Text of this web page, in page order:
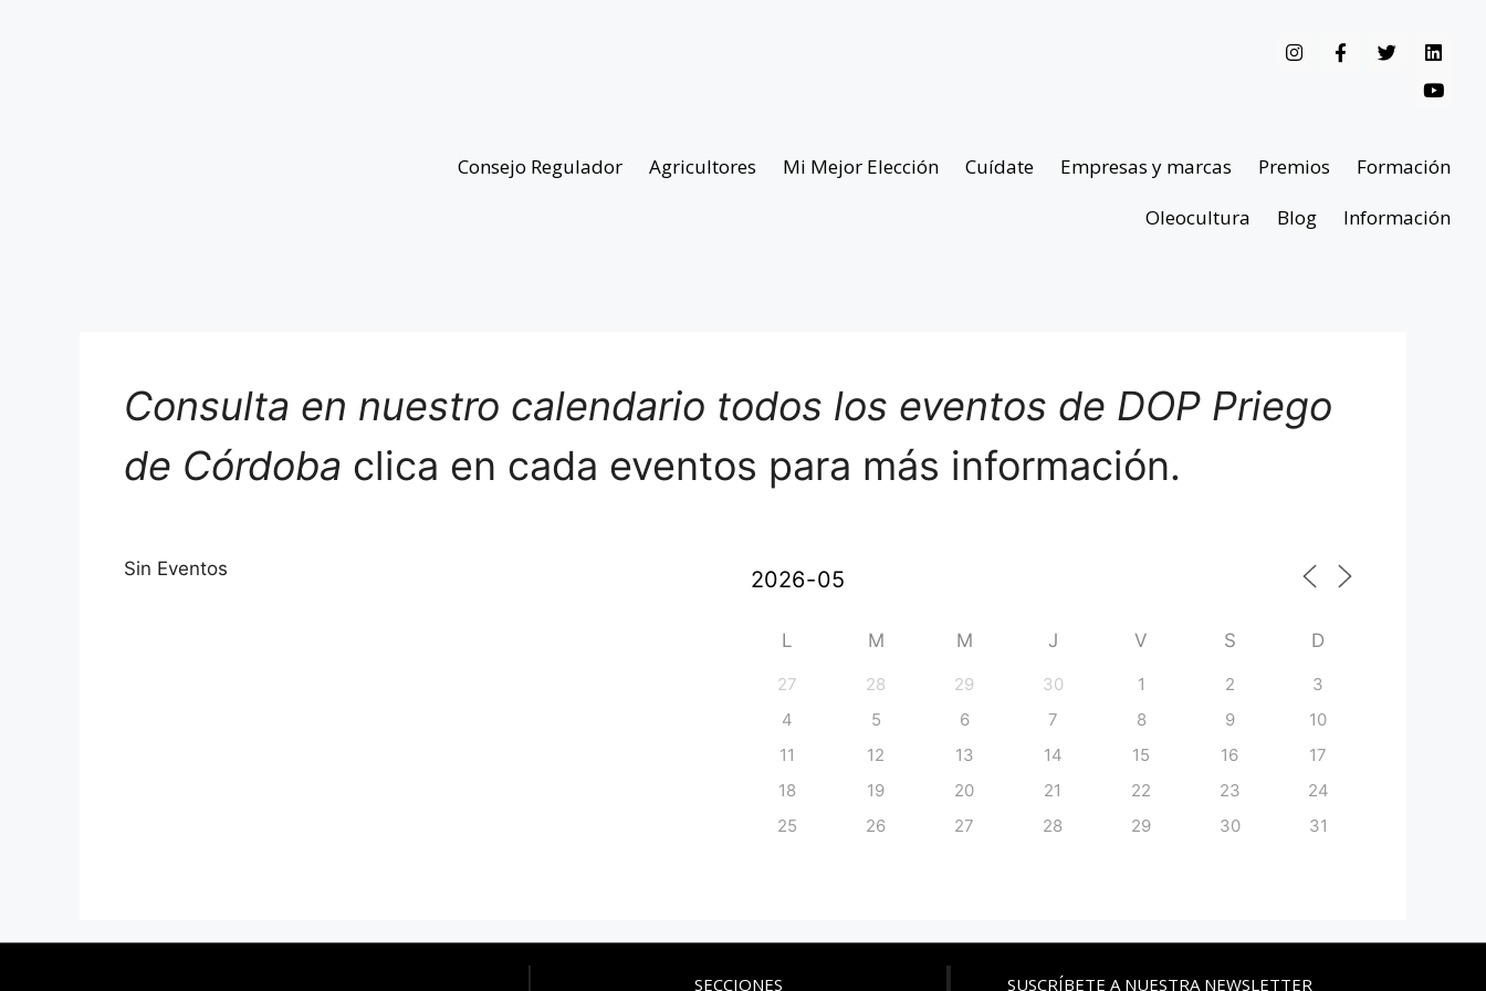
Consejo Regulador Agricultores Mi Mejor Elección Cuídate Empresas y marcas Premios
Formación
Oleocultura
Blog Información
Consulta en nuestro calendario todos los eventos de DOP Priego
de Córdoba clica en cada eventos para más información.
Sin Eventos
L M M J V S D
27 28 29 30 1 2
3
4
5 6 7 8 9
10
11
12 13 14 15 16
17
18
19 20 21 22 23
24
25
26 27 28 29 30 31
SECCIONES SUSCRÍBETE A NUESTRA NEWSLETTER